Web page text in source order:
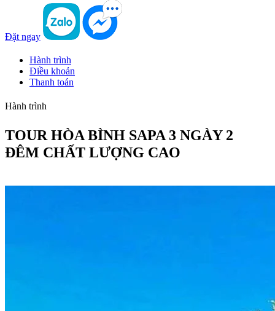
Đặt ngay
Hành trình
Điều khoản
Thanh toán
Hành trình
TOUR HÒA BÌNH SAPA 3 NGÀY 2
ĐÊM CHẤT LƯỢNG CAO